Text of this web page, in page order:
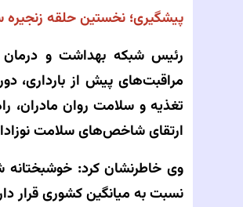
پیشگیری؛ نخستین حلقه
رئیس شبکه بهداشت و درمان
مراقبت‌های پیش از بارداری،
تغذیه و سلامت روان مادران،
ارتقای شاخص‌های سلامت
وی خاطرنشان کرد:
نسبت به میانگین کشوری قرار